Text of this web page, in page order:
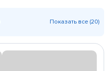
Показать все (20)